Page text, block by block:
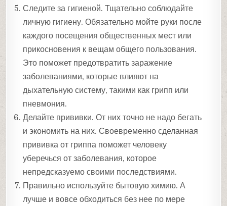
Следите за гигиеной. Тщательно соблюдайте
личную гигиену. Обязательно мойте руки после
каждого посещения общественных мест или
прикосновения к вещам общего пользования.
Это поможет предотвратить заражение
заболеваниями, которые влияют на
дыхательную систему, такими как грипп или
пневмония.
Делайте прививки. От них точно не надо бегать
и экономить на них. Своевременно сделанная
прививка от гриппа поможет человеку
уберечься от заболевания, которое
непредсказуемо своими последствиями.
Правильно используйте бытовую химию. А
лучше и вовсе обходиться без нее по мере